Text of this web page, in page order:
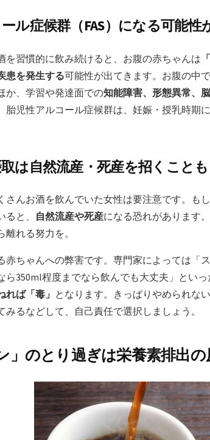
ル症候群（FAS）になる可能性
を習慣的に飲み続けると、お腹の赤ちゃんは
患を発生する可能性が出てきます。お腹の中
か、学習や発達面での知能障害、形態異常、
胎児性アルコール症候群は、妊娠・授乳時期
は自然流産・死産を招くことも
さんお酒を飲んでいた女性は要注意です。も
と、 自然流産や死産になる恐れがあります
れる努力を。
赤ちゃんへの弊害です。専門家によっては「
ら350ml程度までなら飲んでも大丈夫」とい
ば「毒」 となります。きっぱりやめられな
みるなどして、自己責任で選択しましょう。
」のとり過ぎは栄養素排出の